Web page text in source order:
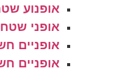
אופנוע
אופני
אופניים
אופניים